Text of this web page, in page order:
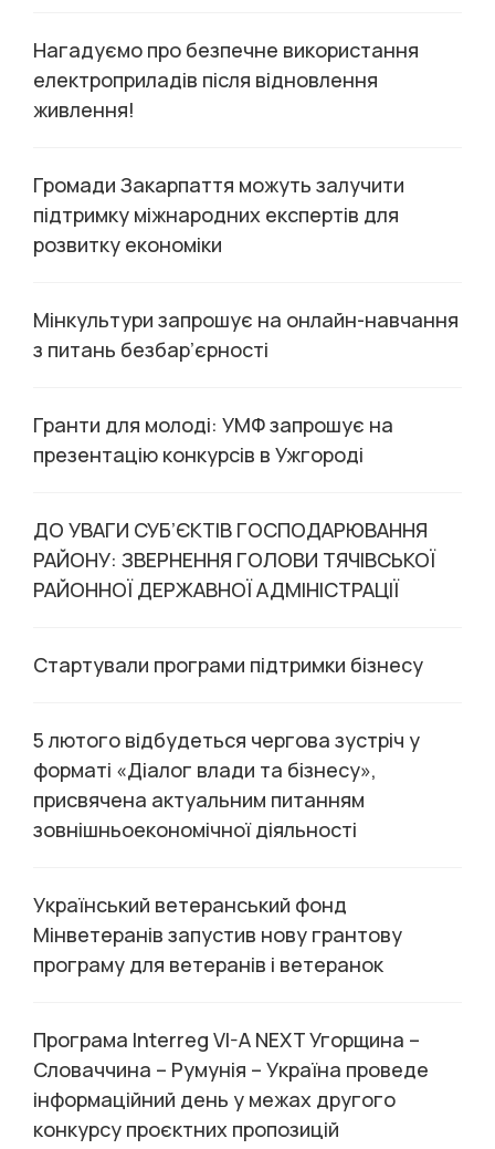
Нагадуємо про безпечне використання
електроприладів після відновлення
живлення!
Громади Закарпаття можуть залучити
підтримку міжнародних експертів для
розвитку економіки
Мінкультури запрошує на онлайн-навчання
з питань безбар’єрності
Гранти для молоді: УМФ запрошує на
презентацію конкурсів в Ужгороді
ДО УВАГИ СУБ’ЄКТІВ ГОСПОДАРЮВАННЯ
РАЙОНУ: ЗВЕРНЕННЯ ГОЛОВИ ТЯЧІВСЬКОЇ
РАЙОННОЇ ДЕРЖАВНОЇ АДМІНІСТРАЦІЇ
Стартували програми підтримки бізнесу
5 лютого відбудеться чергова зустріч у
форматі «Діалог влади та бізнесу»,
присвячена актуальним питанням
зовнішньоекономічної діяльності
Український ветеранський фонд
Мінветеранів запустив нову грантову
програму для ветеранів і ветеранок
Програма Interreg VI-A NEXT Угорщина –
Словаччина – Румунія – Україна проведе
інформаційний день у межах другого
конкурсу проєктних пропозицій